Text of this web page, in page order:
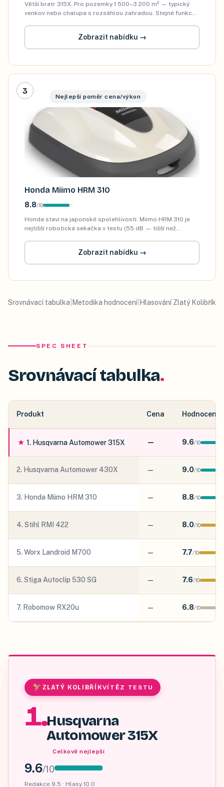
Větší bratr 315X. Pro pozemky 1 500–3 200 m² — typický
venkov nebo chalupa s rozsáhlou zahradou. Stejné funkce
(250 minut vs 70 minut) a pev…
Zobrazit nabídku →
3
Nejlepší poměr cena/výkon
Honda Miimo HRM 310
8.8/10
Honda staví na japonské spolehlivosti. Miimo HRM 310 je
nejtišší robotická sekačka v testu (55 dB — tišší než
alarm proti krádeži. Hlavní r…
Zobrazit nabídku →
Srovnávací tabulka Metodika hodnocení Hlasování Zlatý Kolibřík
SPEC SHEET
Srovnávací tabulka
Produkt Cena Hodnocení
★ 1. Husqvarna Automower 315X — 9.6/10
2. Husqvarna Automower 430X — 9.0/10
3. Honda Miimo HRM 310 — 8.8/10
4. Stihl RMI 422 — 8.0/10
5. Worx Landroid M700 — 7.7/10
6. Stiga Autoclip 530 SG — 7.6/10
7. Robomow RX20u — 6.8/10
ZLATÝ KOLIBŘÍKVÍTĚZ TESTU
1.Husqvarna
Automower 315X
Celkově nejlepší
9.6/10
Redakce 9.5 · Hlasy 10.0